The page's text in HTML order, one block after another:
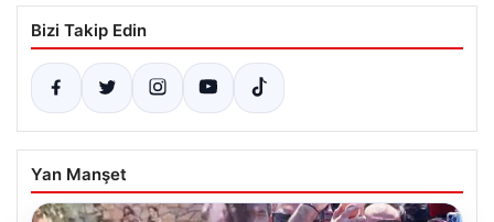
Bizi Takip Edin
Yan Manşet